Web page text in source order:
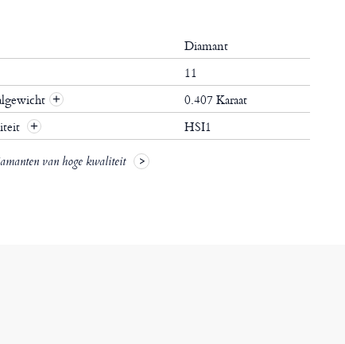
Diamant
11
+
0.407 Karaat
+ HSI1
van hoge kwaliteit